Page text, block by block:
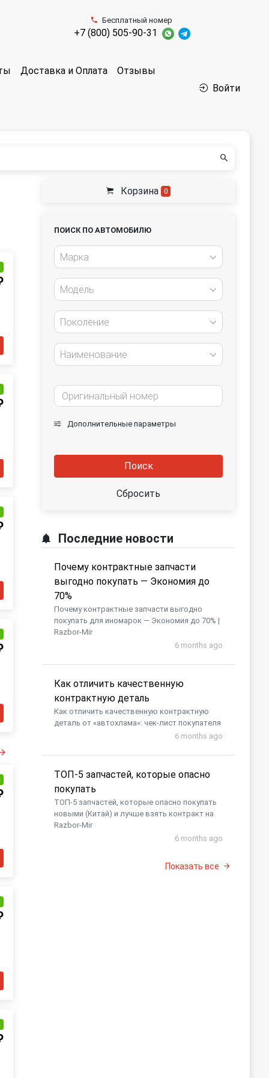
Бесплатный номер
+7 (800) 505-90-31
Доставка и Оплата Отзывы
Войти
Корзина 0
ПОИСК ПО АВТОМОБИЛЮ
Марка
Модель
Поколение
Наименование
Дополнительные параметры
Поиск
Сбросить
Последние новости
Почему контрактные запчасти
выгодно покупать — Экономия до
70%
Почему контрактные запчасти выгодно
покупать для иномарок — Экономия до 70% |
Razbor-Mir
6 months ago
Как отличить качественную
контрактную деталь
Как отличить качественную контрактную
деталь от «автохлама»: чек-лист покупателя
6 months ago
​ТОП-5 запчастей, которые опасно
покупать
​ТОП-5 запчастей, которые опасно покупать
новыми (Китай) и лучше взять контракт на
Razbor-Mir
6 months ago
Показать все